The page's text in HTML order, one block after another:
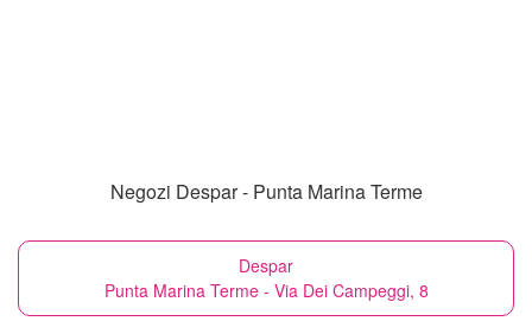
Negozi Despar - Punta Marina Terme
Despar
Punta Marina Terme - Via Dei Campeggi, 8